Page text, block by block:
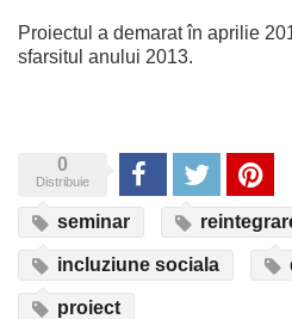
Proiectul a demarat în aprilie
sfarsitul anului 2013.
0
Distribuie Share Tweet Pinterest
seminar
incluziune sociala
proiect